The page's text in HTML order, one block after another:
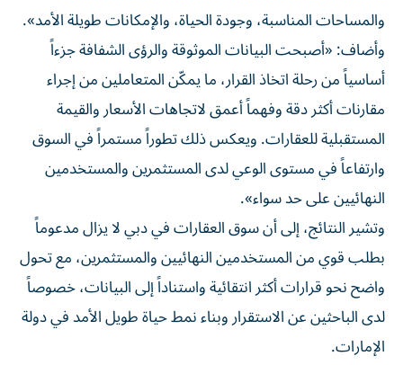
والمساحات المناسبة، وجودة الحياة، والإمكانات طويلة الأمد».
وأضاف: «أصبحت البيانات الموثوقة والرؤى الشفافة جزءاً
أساسياً من رحلة اتخاذ القرار، ما يمكّن المتعاملين من إجراء
مقارنات أكثر دقة وفهماً أعمق لاتجاهات الأسعار والقيمة
المستقبلية للعقارات. ويعكس ذلك تطوراً مستمراً في السوق
وارتفاعاً في مستوى الوعي لدى المستثمرين والمستخدمين
النهائيين على حد سواء».
وتشير النتائج، إلى أن سوق العقارات في دبي لا يزال مدعوماً
بطلب قوي من المستخدمين النهائيين والمستثمرين، مع تحول
واضح نحو قرارات أكثر انتقائية واستناداً إلى البيانات، خصوصاً
لدى الباحثين عن الاستقرار وبناء نمط حياة طويل الأمد في دولة
الإمارات.